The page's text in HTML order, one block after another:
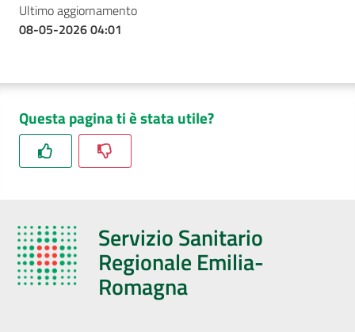
Ultimo aggiornamento
08-05-2026 04:01
Questa pagina ti è stata utile?
Servizio Sanitario
Regionale Emilia-
Romagna